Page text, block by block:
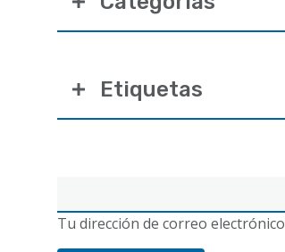
electrónico
Tu dirección de correo electrónico
Etiquetas